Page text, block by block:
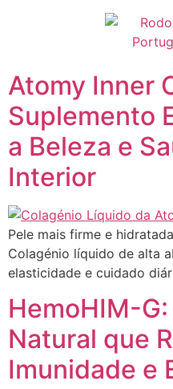
Atomy Inner
Suplemento
a Beleza e
Interior
Pele mais firme e
Colagénio líquido de alta
elasticidade e cuidado
HemoHIM-
Natural que
Imunidade e